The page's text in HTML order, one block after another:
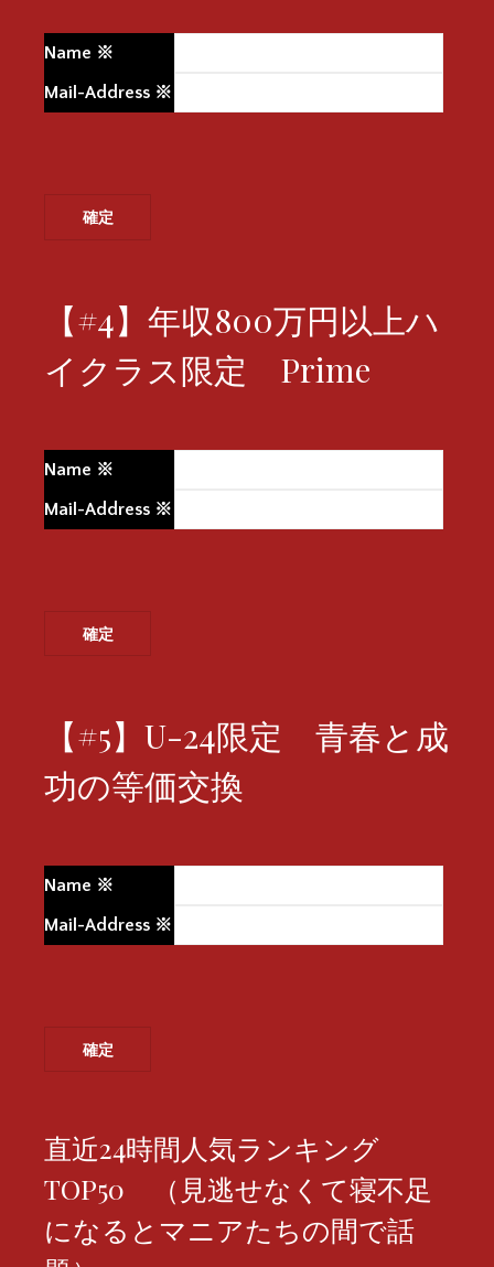
Name ※
Mail-Address ※
【#4】年収800万円以上ハ
イクラス限定 Prime
Name ※
Mail-Address ※
【#5】U-24限定 青春と成
功の等価交換
Name ※
Mail-Address ※
直近24時間人気ランキング
TOP50 （見逃せなくて寝不足
になるとマニアたちの間で話